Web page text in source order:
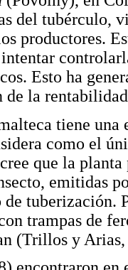
del tubérculo,
productores.
Esto ha
de la
tiene una
como el
que la
emitidas
tuberización.
trampas de
(Trillos y